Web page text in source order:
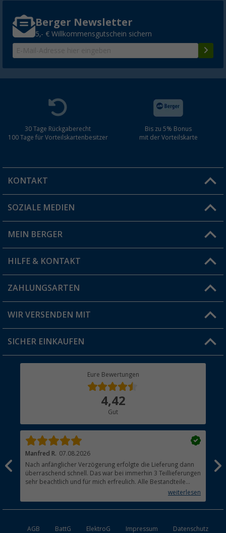
Berger Newsletter
5,- € Willkommensgutschein sichern
30 Tage Rückgaberecht
100 Tage für Vorteilskartenbesitzer
Bis zu 5% Bonus
mit der Vorteilskarte
KONTAKT
Du hast eine Frage?
Filiale finden
SOZIALE MEDIEN
MEIN BERGER
Vorteilskarte
Blog
Jobs & Karriere
HILFE & KONTAKT
FAQ & Kontakt
Versandinformationen
Rücksendung
ZAHLUNGSARTEN
WIR VERSENDEN MIT
SICHER EINKAUFEN
Eure Bewertungen
4,42
Gut
Manfred R. 07.08.2026
Nach anfänglicher Verzögerung erfolgte die Lieferung dann
überraschend schnell. Das war bei immerhin 3 Teillieferungen
sehr beachtlich und für mich erfreulich. Alle Bestandteile
waren gut verpackt und in Ordnung. Das Gerät (Gasgrill)weiterlesen
AGB BattG ElektroG Impressum Datenschutz